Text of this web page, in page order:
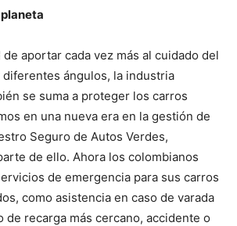
aportar cada vez más al cuidado del
ángulos, la industria
se suma a proteger los carros
en una nueva era en la gestión de
Seguro de Autos Verdes,
de ello. Ahora los colombianos
de emergencia para sus carros
como asistencia en caso de varada
de recarga más cercano, accidente o